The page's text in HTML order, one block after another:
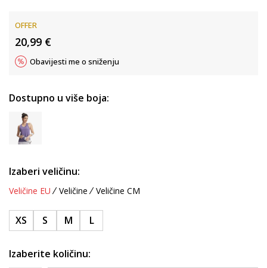
OFFER
20,99 €
Obavijesti me o sniženju
Dostupno u više boja:
Izaberi veličinu:
Veličine EU Veličine Veličine CM
XS S M L
Izaberite količinu: